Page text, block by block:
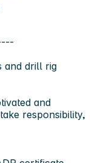
and drill rig
and
responsibility,